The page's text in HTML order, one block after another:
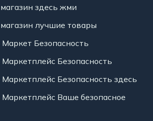
здесь жми
лучшие товары
Безопасность
Безопасность
Безопасность здесь
Маркетплейс Ваше безопасное